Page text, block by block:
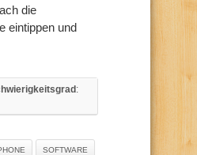
die
eintippen und
:
SOFTWARE